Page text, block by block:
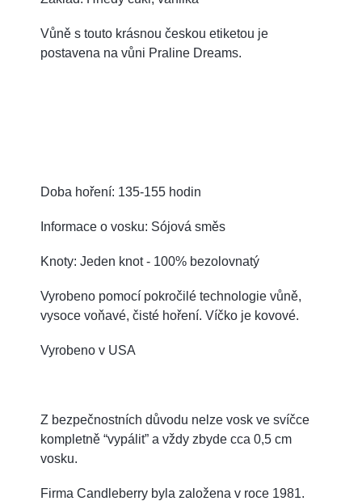
Vůně s touto krásnou českou etiketou je
postavena na vůni Praline Dreams.
Doba hoření: 135-155 hodin
Informace o vosku: Sójová směs
Knoty: Jeden knot - 100% bezolovnatý
Vyrobeno pomocí pokročilé technologie vůně,
vysoce voňavé, čisté hoření. Víčko je kovové.
Vyrobeno v USA
Z bezpečnostních důvodu nelze vosk ve svíčce
kompletně “vypálit” a vždy zbyde cca 0,5 cm
vosku.
Firma Candleberry byla založena v roce 1981.